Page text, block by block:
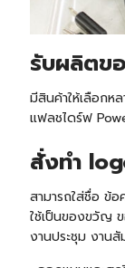
รับผลิตข
มีสินค้าให้เลือกห
แฟลชไดร์ฟ
สั่งทำ
สามารถใส่ชื่อ ข้
ใช้เป็นของขวัญ
งานประชุม งาน